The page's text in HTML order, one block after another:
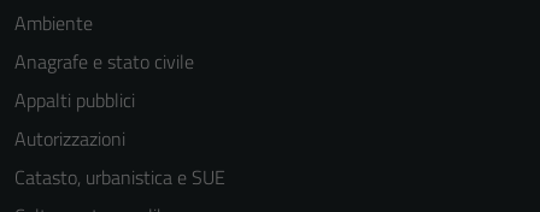
Ambiente
Anagrafe e stato civile
Appalti pubblici
Autorizzazioni
Catasto, urbanistica e SUE